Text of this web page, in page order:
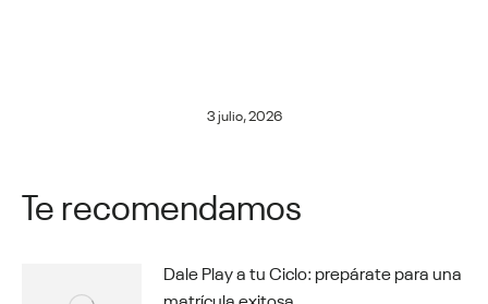
3 julio, 2026
Te recomendamos
Dale Play a tu Ciclo: prepárate para una
matrícula exitosa